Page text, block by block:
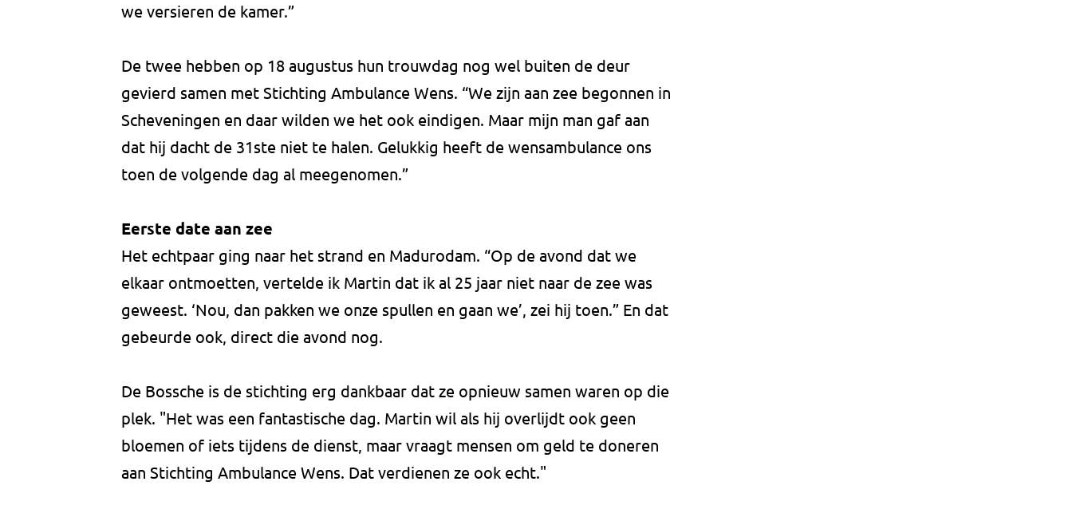
we versieren de kamer.”
De twee hebben op 18 augustus hun trouwdag nog wel buiten de deur
gevierd samen met Stichting Ambulance Wens. “We zijn aan zee begonnen in
Scheveningen en daar wilden we het ook eindigen. Maar mijn man gaf aan
dat hij dacht de 31ste niet te halen. Gelukkig heeft de wensambulance ons
toen de volgende dag al meegenomen.”
Eerste date aan zee
Het echtpaar ging naar het strand en Madurodam. “Op de avond dat we
elkaar ontmoetten, vertelde ik Martin dat ik al 25 jaar niet naar de zee was
geweest. ‘Nou, dan pakken we onze spullen en gaan we’, zei hij toen.” En dat
gebeurde ook, direct die avond nog.
De Bossche is de stichting erg dankbaar dat ze opnieuw samen waren op die
plek. "Het was een fantastische dag. Martin wil als hij overlijdt ook geen
bloemen of iets tijdens de dienst, maar vraagt mensen om geld te doneren
aan Stichting Ambulance Wens. Dat verdienen ze ook echt."